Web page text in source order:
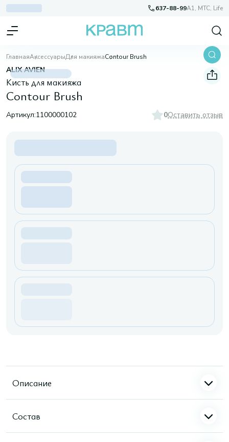
637-88-99A1, МТС, Life
ГлавнаяАксессуарыДля макияжаContour Brush
ALIX AVIEN
Кисть для макияжа
Contour Brush
Артикул:1100000102 0Оставить отзыв
Описание
Состав